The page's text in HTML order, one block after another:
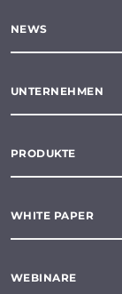
NEWS
UNTERNEHMEN
PRODUKTE
WHITE PAPER
WEBINARE